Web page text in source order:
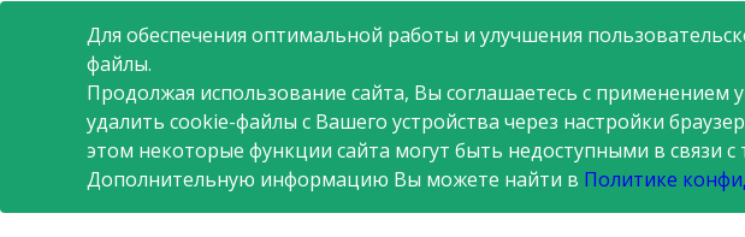
Для обеспечения оптимальной работы и улучшения
файлы.
Продолжая использование сайта, Вы соглашаетесь с
удалить cookie-файлы с Вашего устройства через настройки
этом некоторые функции сайта могут быть недоступными в связи
Дополнительную информацию Вы можете найти в Политике